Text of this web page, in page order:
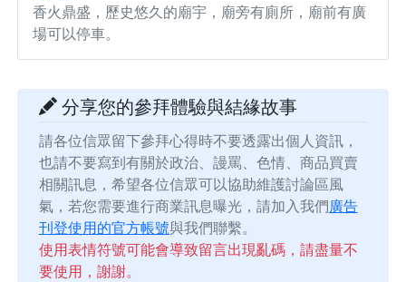
香火鼎盛，歷史悠久的廟宇，廟旁有廁所，廟前有廣
場可以停車。
分享您的參拜體驗與結緣故事
請各位信眾留下參拜心得時不要透露出個人資訊，
也請不要寫到有關於政治、謾罵、色情、商品買賣
相關訊息，希望各位信眾可以協助維護討論區風
氣，若您需要進行商業訊息曝光，請加入我們廣告
刊登使用的官方帳號與我們聯繫。
使用表情符號可能會導致留言出現亂碼，請盡量不
要使用，謝謝。